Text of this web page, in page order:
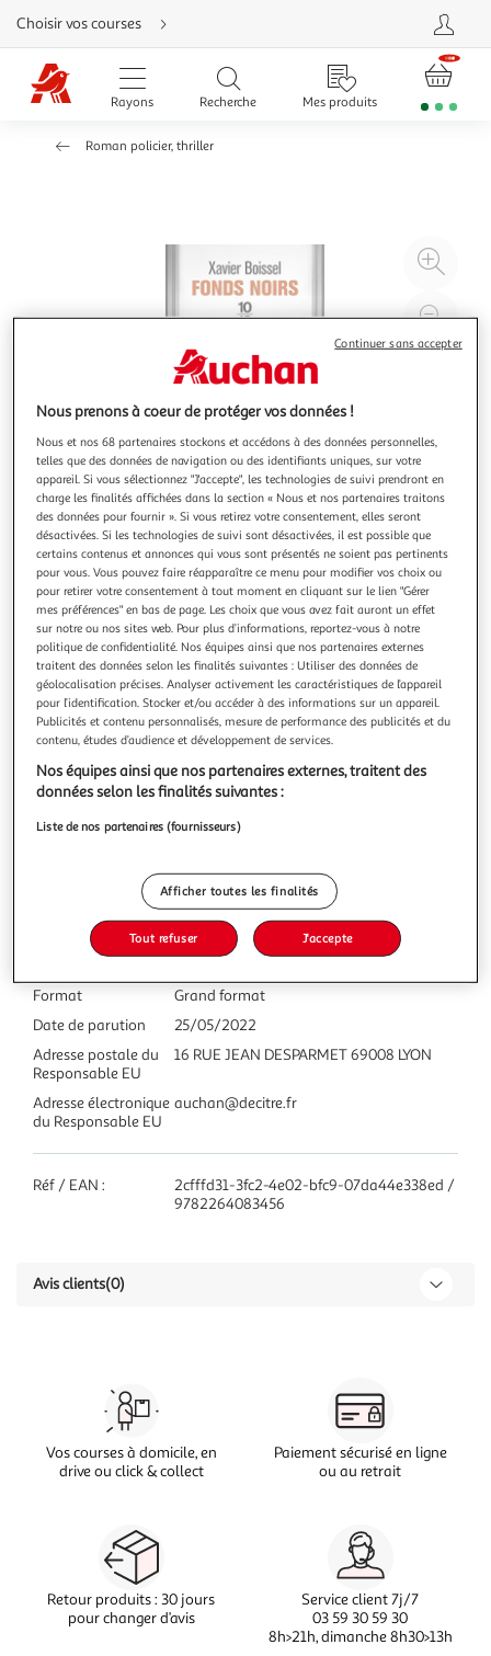
Aller
directement
au
contenu
Aller
directement
Aller
Choisir vos courses
Rayons Recherche Mes produits
Roman policier, thriller
à
FONDS NOIRS, Boissel Xavier
Un complot politique se transforme en piège mortel... Paris,
1986 : Fabien Wouters, flic désabusé de la Police judiciaire
proche de la retraite, est pris dans un dilemme : doit-il
croire cette jeune fille qui affirme que son père ne s'est pas
suicidé mais qu'on a maquillé son meurtre ? Auprès de sa
En savoir +
Vous voulez connaître le prix de ce produit ?
Afficher le prix
Format
Grand format
Date de parution
25/05/2022
Adresse postale du
Responsable EU
16 RUE JEAN DESPARMET 69008 LYON
Adresse électronique
du Responsable EU
auchan@decitre.fr
Réf / EAN :
2cfffd31-3fc2-4e02-bfc9-07da44e338ed /
9782264083456
Avis clients(0)
Vos courses à domicile, en
drive ou click & collect
Paiement sécurisé en ligne
ou au retrait
Retour produits : 30 jours
pour changer d’avis
Service client 7j/7
03 59 30 59 30
8h>21h, dimanche 8h30>13h
Nous prenons à coeur de protéger vos données !
Nous et nos 68 partenaires stockons et accédons à des données personnelles,
telles que des données de navigation ou des identifiants uniques, sur votre
appareil. Si vous sélectionnez "J'accepte", les technologies de suivi prendront en
charge les finalités affichées dans la section « Nous et nos partenaires traitons
des données pour fournir ». Si vous retirez votre consentement, elles seront
désactivées. Si les technologies de suivi sont désactivées, il est possible que
certains contenus et annonces qui vous sont présentés ne soient pas pertinents
pour vous. Vous pouvez faire réapparaître ce menu pour modifier vos choix ou
pour retirer votre consentement à tout moment en cliquant sur le lien "Gérer
mes préférences" en bas de page. Les choix que vous avez fait auront un effet
sur notre ou nos sites web. Pour plus d’informations, reportez-vous à notre
politique de confidentialité. Nos équipes ainsi que nos partenaires externes
traitent des données selon les finalités suivantes : Utiliser des données de
géolocalisation précises. Analyser activement les caractéristiques de l’appareil
pour l’identification. Stocker et/ou accéder à des informations sur un appareil.
Publicités et contenu personnalisés, mesure de performance des publicités et du
contenu, études d’audience et développement de services.
Nos équipes ainsi que nos partenaires externes, traitent des
données selon les finalités suivantes :
Liste de nos partenaires (fournisseurs)
Afficher toutes les finalités
Tout refuser J'accepte
Continuer sans accepter